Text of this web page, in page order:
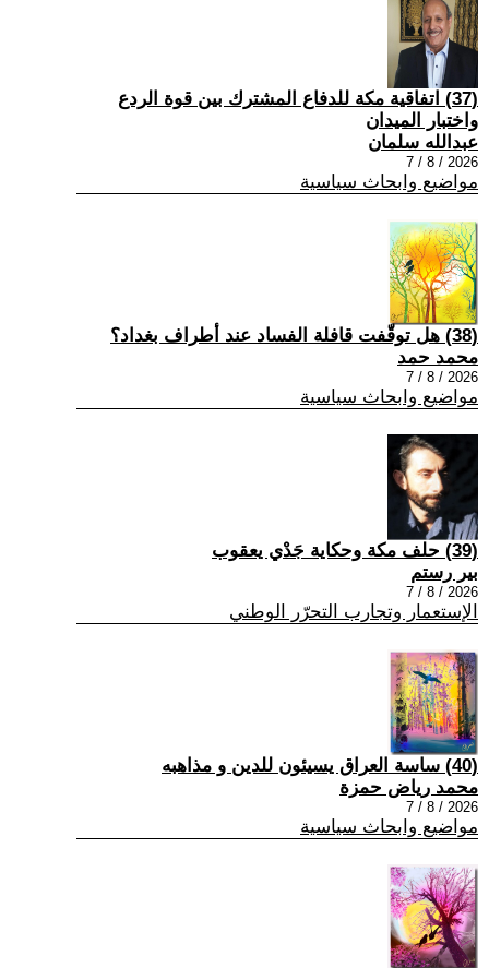
(37) اتفاقية مكة للدفاع المشترك بين قوة الردع
واختبار الميدان
عبدالله سلمان
2026 / 8 / 7
مواضيع وابحاث سياسية
(38) هل توقّفت قافلة الفساد عند أطراف بغداد؟
محمد حمد
2026 / 8 / 7
مواضيع وابحاث سياسية
(39) حلف مكة وحكاية جَدْي يعقوب
بير رستم
2026 / 8 / 7
الإستعمار وتجارب التحرّر الوطني
(40) ساسة العراق يسيئون للدين و مذاهبه
محمد رياض حمزة
2026 / 8 / 7
مواضيع وابحاث سياسية